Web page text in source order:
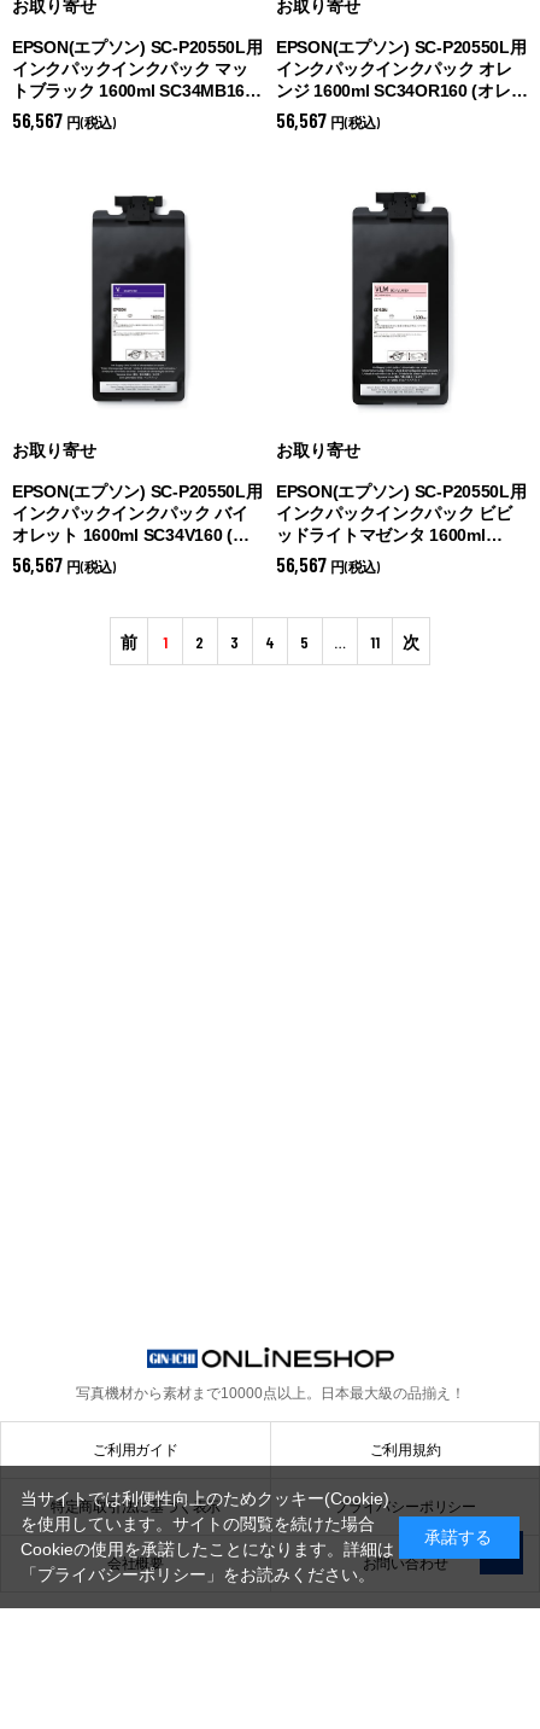
お取り寄せ
EPSON(エプソン) SC-P20550L用
インクパックインクパック マッ
トブラック 1600ml SC34MB160
(マットブラック)
56,567 円(税込)
お取り寄せ
EPSON(エプソン) SC-P20550L用
インクパックインクパック オレ
ンジ 1600ml SC34OR160 (オレン
ジ)
56,567 円(税込)
お取り寄せ
EPSON(エプソン) SC-P20550L用
インクパックインクパック バイ
オレット 1600ml SC34V160 (バ
イオレット)
56,567 円(税込)
お取り寄せ
EPSON(エプソン) SC-P20550L用
インクパックインクパック ビビ
ッドライトマゼンタ 1600ml
SC34VLM160 (
ゼンタ)
56,567 円(税込)
前 1 2 3 4 5 … 11 次
写真機材から素材まで10000点以上。 日本最大級の品揃え！
ご利用ガイド ご利用規約
特定商取引法に基づく表示 プライバシーポリシー
会社概要 お問い合わせ
当サイトでは利便性向上のためクッキー(Cookie)
を使用しています。サイトの閲覧を続けた場合
Cookieの使用を承諾したことになります。詳細は
「プライバシーポリシー」 をお読みください。
承諾する